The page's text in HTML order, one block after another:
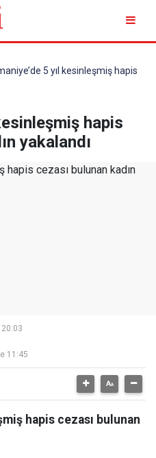
5 yıl kesinleşmiş hapis
hapis
yakalandı
11:45
hapis cezası bulunan